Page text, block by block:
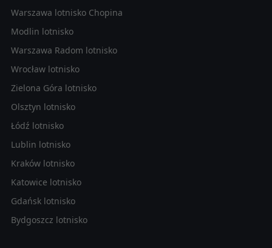
Warszawa lotnisko Chopina
Modlin lotnisko
Warszawa Radom lotnisko
Wrocław lotnisko
Zielona Góra lotnisko
Olsztyn lotnisko
Łódź lotnisko
Lublin lotnisko
Kraków lotnisko
Katowice lotnisko
Gdańsk lotnisko
Bydgoszcz lotnisko